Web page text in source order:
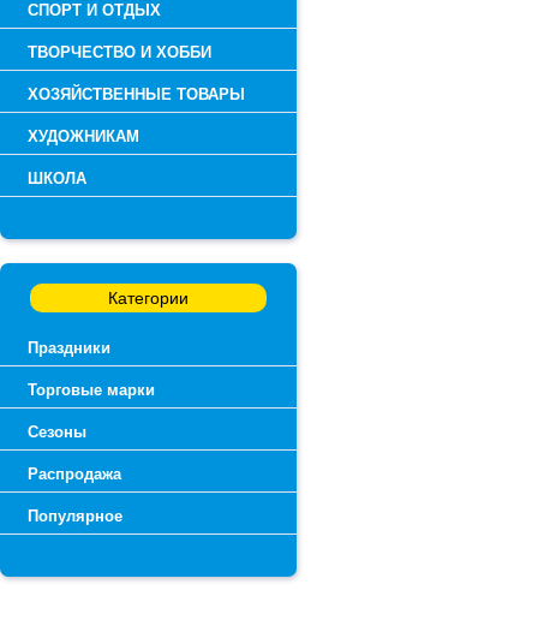
СПОРТ И ОТДЫХ
ТВОРЧЕСТВО И ХОББИ
ХОЗЯЙСТВЕННЫЕ ТОВАРЫ
ХУДОЖНИКАМ
ШКОЛА
Категории
Праздники
Торговые марки
Сезоны
Распродажа
Популярное